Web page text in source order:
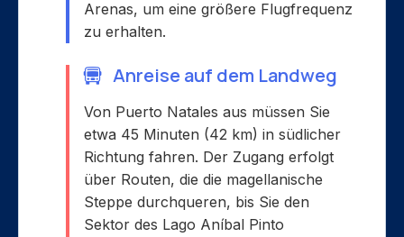
Arenas, um eine größere Flugfrequenz
zu erhalten.
Anreise auf dem Landweg
Von Puerto Natales aus müssen Sie
etwa 45 Minuten (42 km) in südlicher
Richtung fahren. Der Zugang erfolgt
über Routen, die die magellanische
Steppe durchqueren, bis Sie den
Sektor des Lago Aníbal Pinto